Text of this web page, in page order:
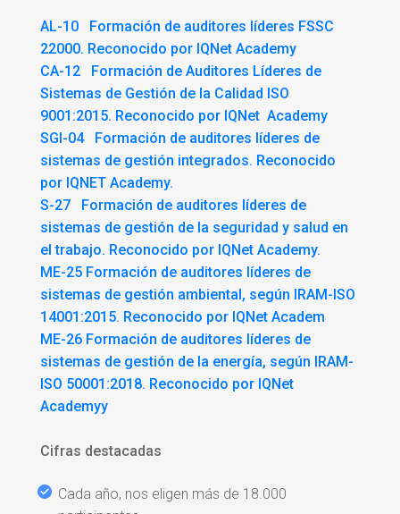
AL-10 Formación de auditores líderes FSSC
22000. Reconocido por IQNet Academy
CA-12 Formación de Auditores Líderes de
Sistemas de Gestión de la Calidad ISO
9001:2015. Reconocido por IQNet Academy
SGI-04 Formación de auditores líderes de
sistemas de gestión integrados. Reconocido
por IQNET Academy.
S-27 Formación de auditores líderes de
sistemas de gestión de la seguridad y salud en
el trabajo. Reconocido por IQNet Academy.
ME-25 Formación de auditores líderes de
sistemas de gestión ambiental, según IRAM-ISO
14001:2015. Reconocido por IQNet Academ
ME-26 Formación de auditores líderes de
sistemas de gestión de la energía, según IRAM-
ISO 50001:2018. Reconocido por IQNet
Academyy
Cifras destacadas
Cada año, nos eligen más de 18.000